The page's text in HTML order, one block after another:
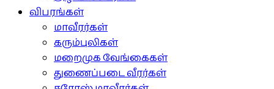
விபரங்கள்
மாவீரர்கள்
கரும்புலிகள்
மறைமுக வேங்கைகள்
துணைப்படை வீரர்கள்